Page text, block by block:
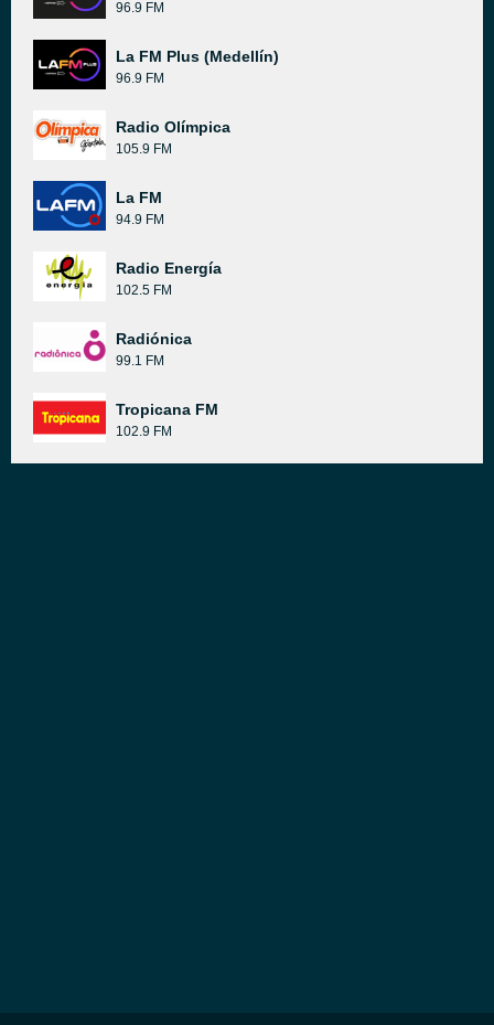
96.9 FM
La FM Plus (Medellín)
96.9 FM
Radio Olímpica
105.9 FM
La FM
94.9 FM
Radio Energía
102.5 FM
Radiónica
99.1 FM
Tropicana FM
102.9 FM